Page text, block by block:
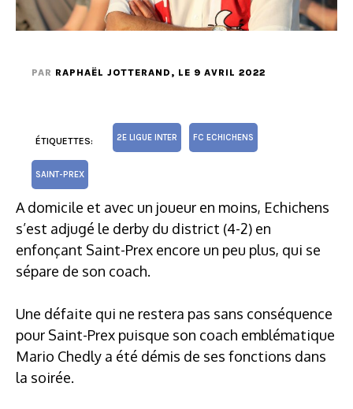
PAR RAPHAËL JOTTERAND , LE 9 AVRIL 2022
ÉTIQUETTES: 2E LIGUE INTER FC ECHICHENS
SAINT-PREX
A domicile et avec un joueur en moins, Echichens
s’est adjugé le derby du district (4-2) en
enfonçant Saint-Prex encore un peu plus, qui se
sépare de son coach.
Une défaite qui ne restera pas sans conséquence
pour Saint-Prex puisque son coach emblématique
Mario Chedly a été démis de ses fonctions dans
la soirée.